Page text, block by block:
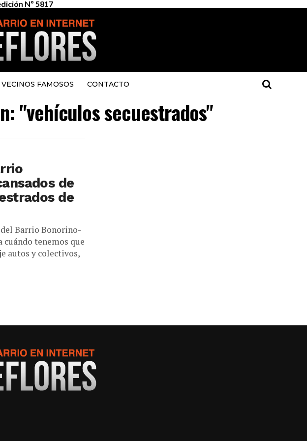
Nº 5817
VECINOS FAMOSOS CONTACTO
"vehículos secuestrados"
de
de
Barrio Bonorino-
cuándo tenemos que
autos y colectivos,